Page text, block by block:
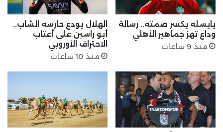
يايسله يكسر صمته.. رسالة
وداع تهز جماهير الأهلي
منذ 9 ساعات
الهلال يودع حارسه الشاب..
أبو راسين على أعتاب
الاحتراف الأوروبي
منذ 10 ساعات